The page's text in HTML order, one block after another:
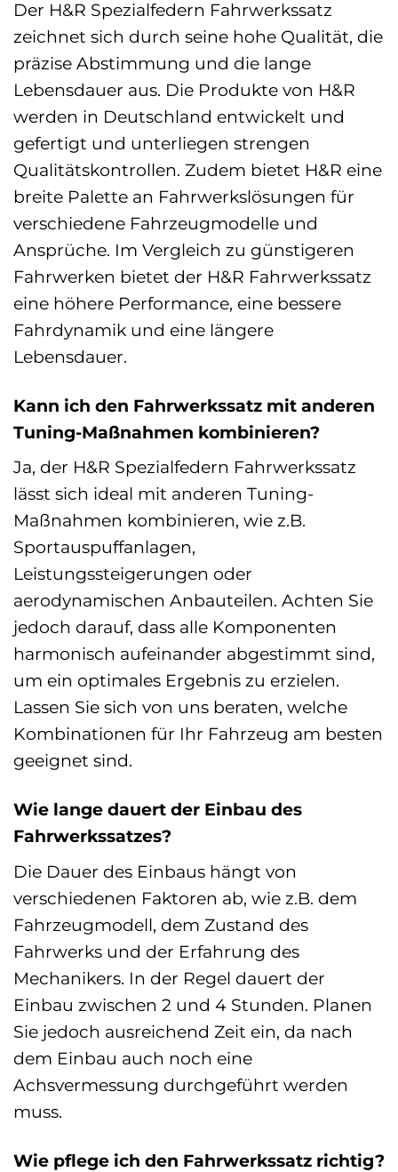
Der H&R Spezialfedern Fahrwerkssatz
zeichnet sich durch seine hohe Qualität, die
präzise Abstimmung und die lange
Lebensdauer aus. Die Produkte von H&R
werden in Deutschland entwickelt und
gefertigt und unterliegen strengen
Qualitätskontrollen. Zudem bietet H&R eine
breite Palette an Fahrwerkslösungen für
verschiedene Fahrzeugmodelle und
Ansprüche. Im Vergleich zu günstigeren
Fahrwerken bietet der H&R Fahrwerkssatz
eine höhere Performance, eine bessere
Fahrdynamik und eine längere
Lebensdauer.
Kann ich den Fahrwerkssatz mit anderen
Tuning-Maßnahmen kombinieren?
Ja, der H&R Spezialfedern Fahrwerkssatz
lässt sich ideal mit anderen Tuning-
Maßnahmen kombinieren, wie z.B.
Sportauspuffanlagen,
Leistungssteigerungen oder
aerodynamischen Anbauteilen. Achten Sie
jedoch darauf, dass alle Komponenten
harmonisch aufeinander abgestimmt sind,
um ein optimales Ergebnis zu erzielen.
Lassen Sie sich von uns beraten, welche
Kombinationen für Ihr Fahrzeug am besten
geeignet sind.
Wie lange dauert der Einbau des
Fahrwerkssatzes?
Die Dauer des Einbaus hängt von
verschiedenen Faktoren ab, wie z.B. dem
Fahrzeugmodell, dem Zustand des
Fahrwerks und der Erfahrung des
Mechanikers. In der Regel dauert der
Einbau zwischen 2 und 4 Stunden. Planen
Sie jedoch ausreichend Zeit ein, da nach
dem Einbau auch noch eine
Achsvermessung durchgeführt werden
muss.
Wie pflege ich den Fahrwerkssatz richtig?